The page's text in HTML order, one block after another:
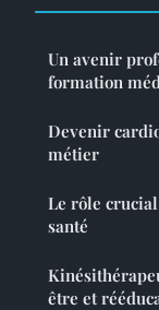
Un avenir
formation
Devenir
métier
Le rôle
santé
être et